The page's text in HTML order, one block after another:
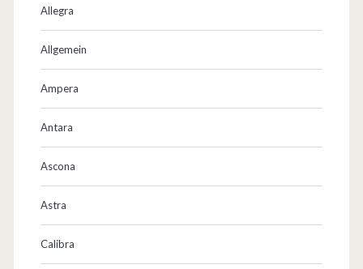
Allegra
Allgemein
Ampera
Antara
Ascona
Astra
Calibra